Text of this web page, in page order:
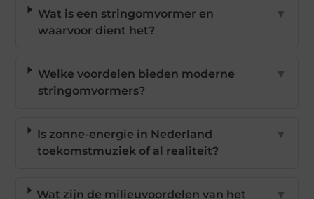
Wat is een stringomvormer en
waarvoor dient het?
▼
Welke voordelen bieden moderne
stringomvormers?
▼
Is zonne-energie in Nederland
toekomstmuziek of al realiteit?
▼
Wat zijn de milieuvoordelen van het
▼